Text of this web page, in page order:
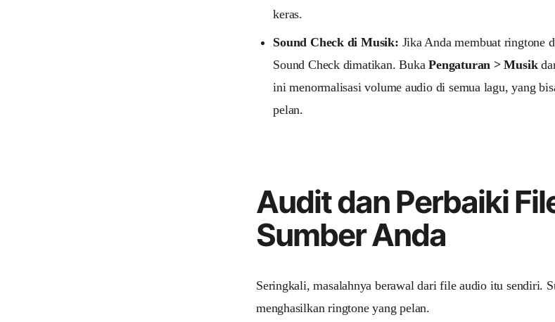
keras.
Sound Check di Musik: Jika Anda membuat ringtone
Sound Check dimatikan. BukaPengaturan > Musik
ini menormalisasi volume audio di semua lagu, yang
pelan.
Audit dan Perbaiki
Sumber Anda
Seringkali, masalahnya berawal dari file audio itu sendiri.
menghasilkan ringtone yang pelan.